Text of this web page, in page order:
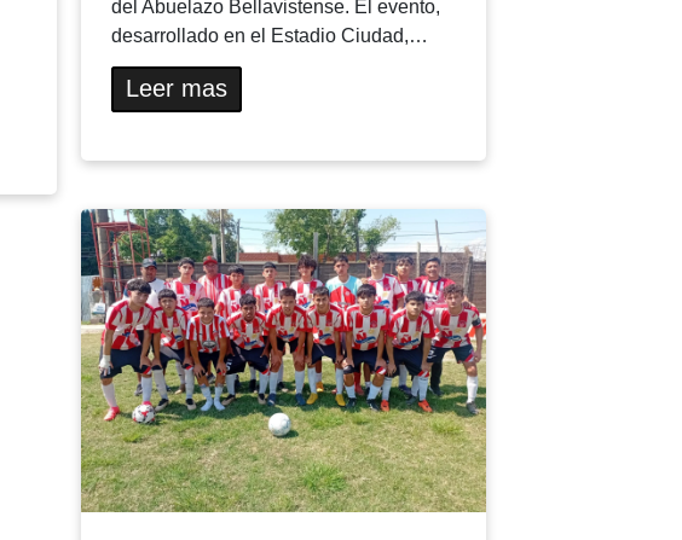
del Abuelazo Bellavistense. El evento,
desarrollado en el Estadio Ciudad,…
Leer mas